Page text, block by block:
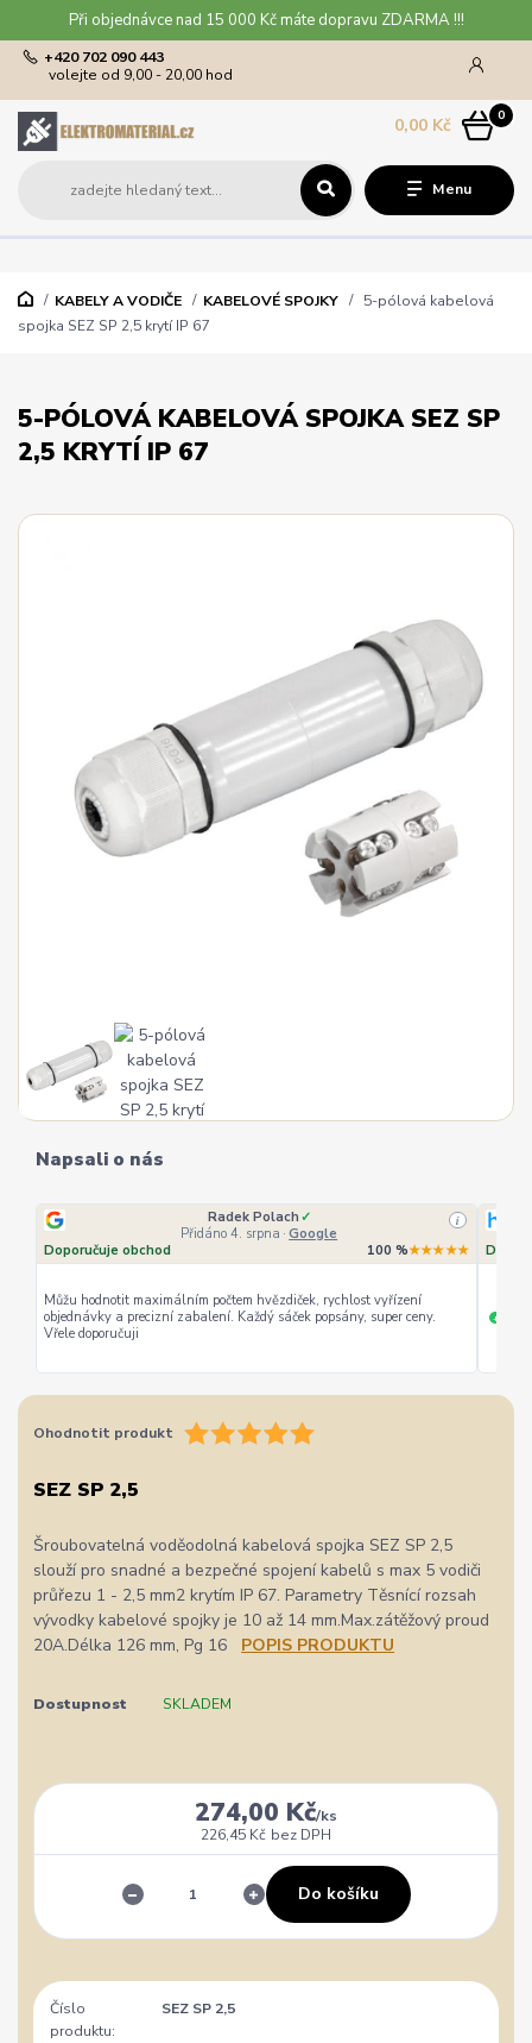
Při objednávce nad 15 000 Kč máte dopravu ZDARMA !!!
Menu
+420 702 090 443
volejte od 9,00 - 20,00 hod
0
0,00 Kč
KABELY A VODIČE KABELOVÉ SPOJKY
5-pólová kabelová
spojka SEZ SP 2,5 krytí IP 67
5-PÓLOVÁ KABELOVÁ SPOJKA SEZ SP
2,5 KRYTÍ IP 67
Napsali o nás
Radek Polach ✓
Přidáno 4. srpna · Google
i
Doporučuje obchod 100 %★★★★★
Můžu hodnotit maximálním počtem hvězdiček, rychlost vyřízení
objednávky a precizní zabalení. Každý sáček popsány, super ceny.
Vřele doporučuji
+
Ohodnotit produkt
SEZ SP 2,5
Šroubovatelná voděodolná kabelová spojka SEZ SP 2,5
slouží pro snadné a bezpečné spojení kabelů s max 5 vodiči
průřezu 1 - 2,5 mm2 krytím IP 67. Parametry Těsnící rozsah
vývodky kabelové spojky je 10 až 14 mm.Max.zátěžový proud
20A.Délka 126 mm, Pg 16 POPIS PRODUKTU
Dostupnost SKLADEM
274,00 Kč/ks
226,45 Kč bez DPH
Do košíku
Číslo
produktu:
SEZ SP 2,5